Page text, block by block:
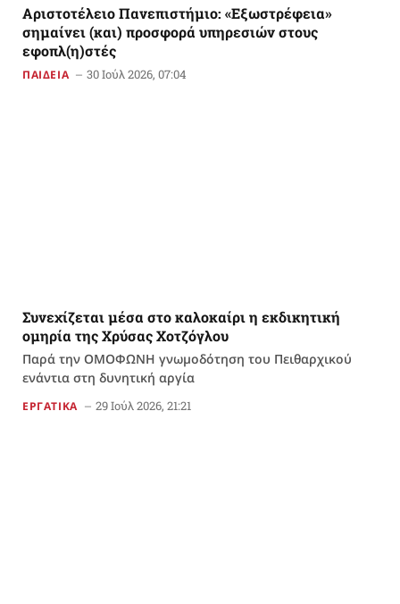
Αριστοτέλειο Πανεπιστήμιο: «Εξωστρέφεια»
σημαίνει (και) προσφορά υπηρεσιών στους
εφοπλ(η)στές
ΠΑΙΔΕΙΑ 30 Ιούλ 2026, 07:04
Συνεχίζεται μέσα στο καλοκαίρι η εκδικητική
ομηρία της Χρύσας Χοτζόγλου
Παρά την ΟΜΟΦΩΝΗ γνωμοδότηση του Πειθαρχικού
ενάντια στη δυνητική αργία
ΕΡΓΑΤΙΚΑ 29 Ιούλ 2026, 21:21